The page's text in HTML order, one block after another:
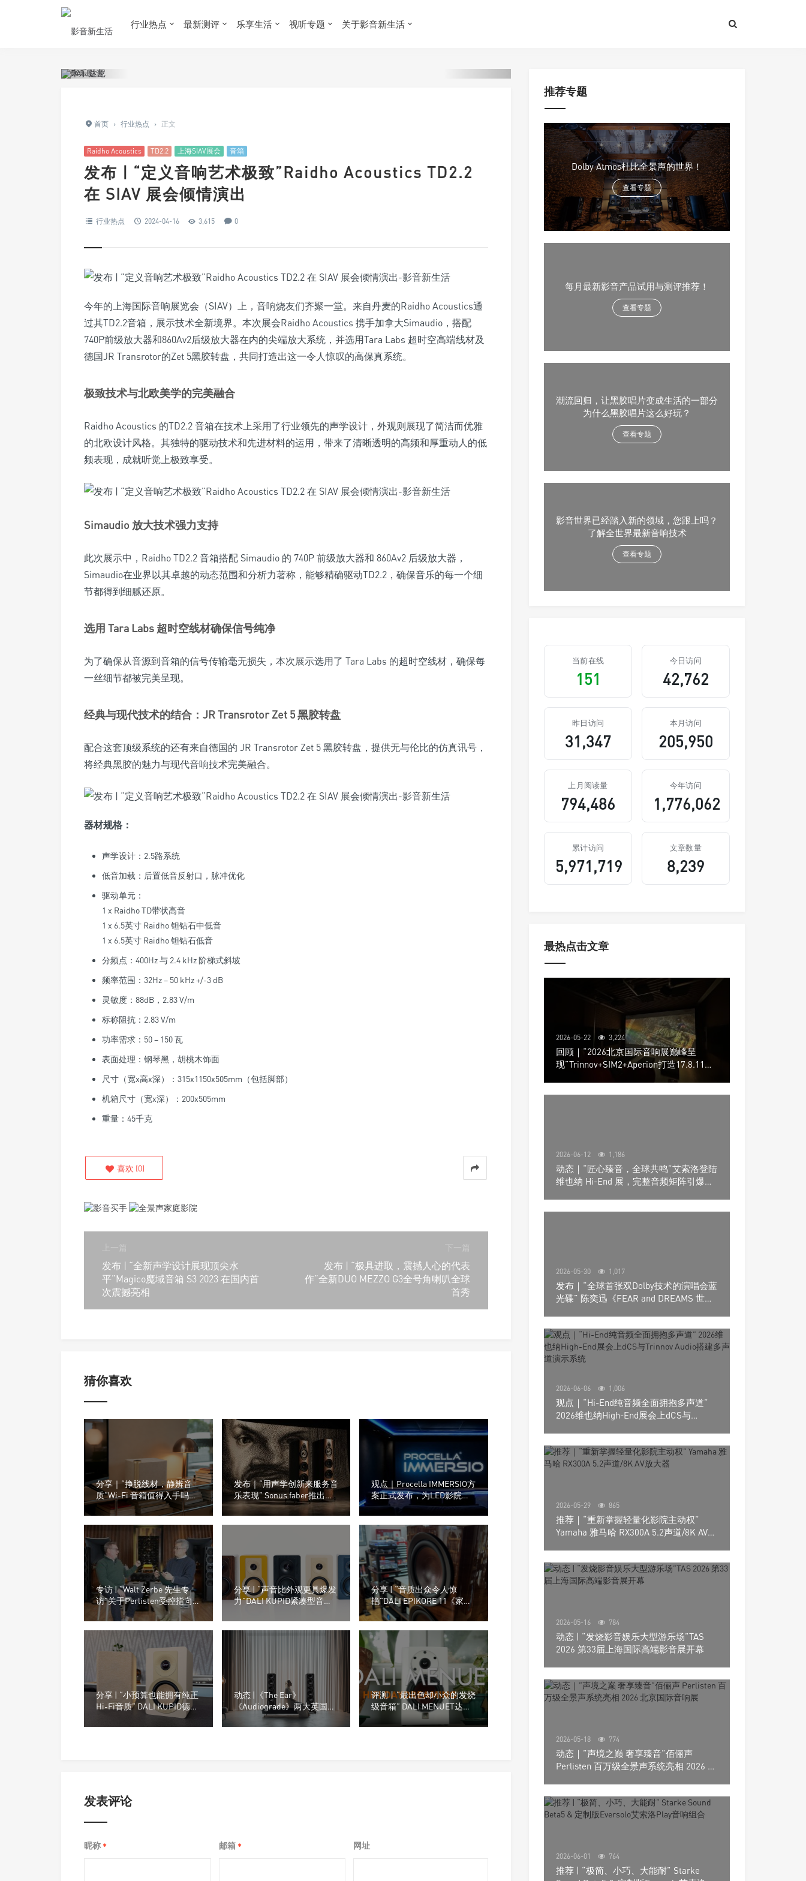
行业热点 最新测评 乐享生活 视听专题 关于影音新生活
首页 › 行业热点 › 正文
Raidho Acoustics TD2.2 上海SIAV展会 音箱
发布 | “定义音响艺术极致”Raidho Acoustics TD2.2
在 SIAV 展会倾情演出
行业热点 2024-04-16 3,615 0
今年的上海国际音响展览会（SIAV）上，音响烧友们齐聚一堂。来自丹麦的Raidho Acoustics通
过其TD2.2音箱，展示技术全新境界。本次展会Raidho Acoustics 携手加拿大Simaudio，搭配
740P前级放大器和860Av2后级放大器在内的尖端放大系统，并选用Tara Labs 超时空高端线材及
德国JR Transrotor的Zet 5黑胶转盘，共同打造出这一令人惊叹的高保真系统。
极致技术与北欧美学的完美融合
Raidho Acoustics 的TD2.2 音箱在技术上采用了行业领先的声学设计，外观则展现了简洁而优雅
的北欧设计风格。其独特的驱动技术和先进材料的运用，带来了清晰透明的高频和厚重动人的低
频表现，成就听觉上极致享受。
Simaudio 放大技术强力支持
此次展示中，Raidho TD2.2 音箱搭配 Simaudio 的 740P 前级放大器和 860Av2 后级放大器，
Simaudio在业界以其卓越的动态范围和分析力著称，能够精确驱动TD2.2，确保音乐的每一个细
节都得到细腻还原。
选用 Tara Labs 超时空线材确保信号纯净
为了确保从音源到音箱的信号传输毫无损失，本次展示选用了 Tara Labs 的超时空线材，确保每
一丝细节都被完美呈现。
经典与现代技术的结合：JR Transrotor Zet 5 黑胶转盘
配合这套顶级系统的还有来自德国的 JR Transrotor Zet 5 黑胶转盘，提供无与伦比的仿真讯号，
将经典黑胶的魅力与现代音响技术完美融合。
器材规格：
声学设计：2.5路系统
低音加载：后置低音反射口，脉冲优化
驱动单元：
1 x Raidho TD带状高音
1 x 6.5英寸 Raidho 钽钻石中低音
1 x 6.5英寸 Raidho 钽钻石低音
分频点：400Hz 与 2.4 kHz 阶梯式斜坡
频率范围：32Hz – 50 kHz +/-3 dB
灵敏度：88dB，2.83 V/m
标称阻抗：2.83 V/m
功率需求：50 – 150 瓦
表面处理：钢琴黑，胡桃木饰面
尺寸（宽x高x深）：315x1150x505mm（包括脚部）
机箱尺寸（宽x深）：200x505mm
重量：45千克
喜欢 (0)
上一篇
发布 | “全新声学设计展现顶尖水
平”Magico魔域音箱 S3 2023 在国内首
次震撼亮相
下一篇
发布 | “极具进取，震撼人心的代表
作”全新DUO MEZZO G3全号角喇叭全球
首秀
猜你喜欢
分享｜“挣脱线材，静辨音
质”Wi-Fi 音箱值得入手吗？
小白选购干货汇总
发布｜“用声学创新来服务音
乐表现” Sonus faber推出了
全新的Olympica G3系列音箱
观点｜Procella IMMERSIO方
案正式发布，为LED影院重
新设计声音系统
专访 | “Walt Zerbe 先生专
访”关于Perlisten受控指向
性、房间摆位与测量数据
分享 | “声音比外观更具爆发
力”DALI KUPID紧凑型音箱
分享 | “音质出众令人惊
艳”DALI EPIKORE 11《家庭
影院高保真
（Hometheaterhifi）》测评
分享 | “小预算也能拥有纯正
Hi-Fi音质” DALI KUPID德国
杂志《lite-Magazin》评测
动态 |《The Ear》
《Audiograde》两大英国媒
体2025年度最佳音箱
Perlisten S7t LE限量版
评测丨“最出色却小众的发烧
级音箱” DALI MENUET达尼
皇太子音箱
发表评论
昵称 * 邮箱 * 网址
推荐专题
Dolby Atmos杜比全景声的世界！
查看专题
每月最新影音产品试用与测评推荐！
查看专题
潮流回归，让黑胶唱片变成生活的一部分
为什么黑胶唱片这么好玩？
查看专题
影音世界已经踏入新的领域，您跟上吗？
了解全世界最新音响技术
查看专题
当前在线
151
今日访问
42,762
昨日访问
31,347
本月访问
205,950
上月阅读量
794,486
今年访问
1,776,062
累计访问
5,971,719
文章数量
8,239
最热点击文章
2026-05-22 3,224
回顾｜“2026北京国际音响展巅峰呈
现”Trinnov+SIM2+Aperion打造17.8.11声
2026-06-12 1,186
动态｜“匠心臻音，全球共鸣”艾索洛登陆
维也纳 Hi-End 展，完整音频矩阵引爆关
2026-05-30 1,017
发布｜“全球首张双Dolby技术的演唱会蓝
光碟” 陈奕迅《FEAR and DREAMS 世界
2026-06-06 1,006
观点｜“Hi-End纯音频全面拥抱多声道”
2026维也纳High-End展会上dCS与
2026-05-29 865
推荐｜“重新掌握轻量化影院主动权”
Yamaha 雅马哈 RX300A 5.2声道/8K AV放
2026-05-16 784
动态 | “发烧影音娱乐大型游乐场”TAS
2026 第33届上海国际高端影音展开幕
2026-05-18 774
动态｜”声境之巅 奢享臻音”佰俪声
Perlisten 百万级全景声系统亮相 2026 北
2026-06-01 764
推荐 | “极简、小巧、大能耐” Starke